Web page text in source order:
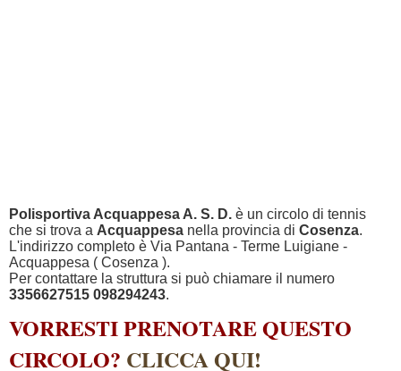
Polisportiva Acquappesa A. S. D. è un circolo di tennis
che si trova a Acquappesa nella provincia di Cosenza.
L'indirizzo completo è Via Pantana - Terme Luigiane -
Acquappesa ( Cosenza ).
Per contattare la struttura si può chiamare il numero
3356627515 098294243.
VORRESTI PRENOTARE QUESTO
CIRCOLO? CLICCA QUI!